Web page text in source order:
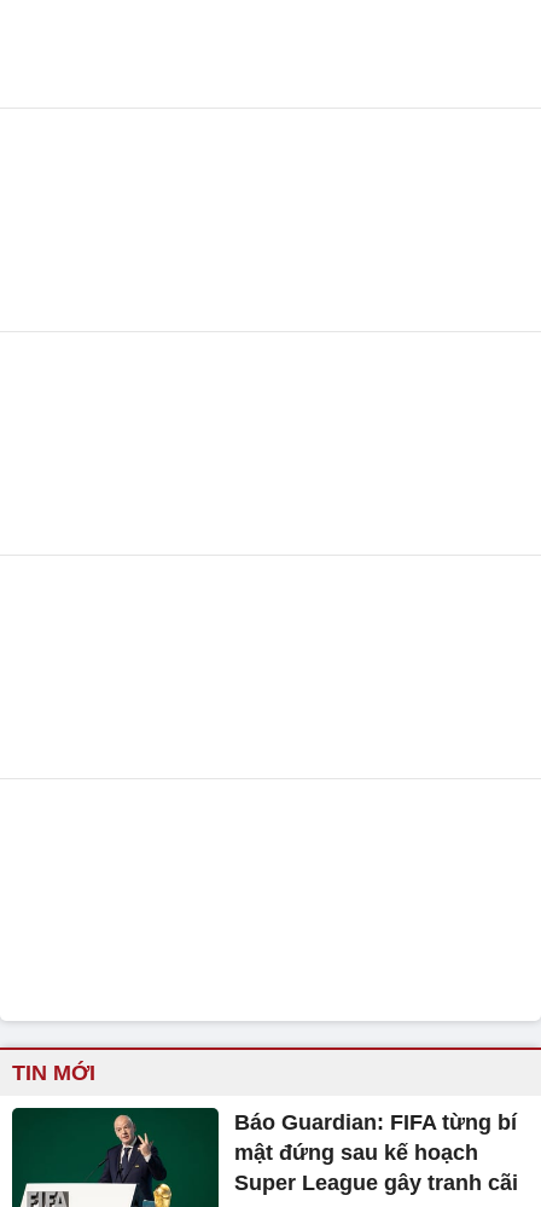
TIN MỚI
Báo Guardian: FIFA từng bí
mật đứng sau kế hoạch
Super League gây tranh cãi